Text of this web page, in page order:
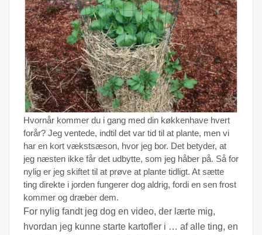
Hvornår kommer du i gang med din køkkenhave hvert
forår? Jeg ventede, indtil det var tid til at plante, men vi
har en kort vækstsæson, hvor jeg bor. Det betyder, at
jeg næsten ikke får det udbytte, som jeg håber på. Så for
nylig er jeg skiftet til at prøve at plante tidligt. At sætte
ting direkte i jorden fungerer dog aldrig, fordi en sen frost
kommer og dræber dem.
For nylig fandt jeg dog en video, der lærte mig,
hvordan jeg kunne starte kartofler i … af alle ting, en